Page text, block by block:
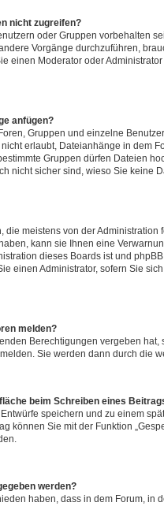
nicht zugreifen?
oder Gruppen vorbehalten
Vorgänge durchzuführen,
einen Moderator oder
anfügen?
Gruppen und einzelne
erlaubt, Dateianhänge in dem
Gruppen dürfen Dateien
nicht sicher sind, wieso Sie keine
die meistens von der Administration
kann sie Ihnen eine
dieses Boards ist und
einen Administrator, sofern Sie
melden?
Berechtigungen vergeben
Sie werden dann durch die
beim Schreiben eines
speichern und zu einem
können Sie mit der Funktion
werden?
haben, dass in dem Forum, in